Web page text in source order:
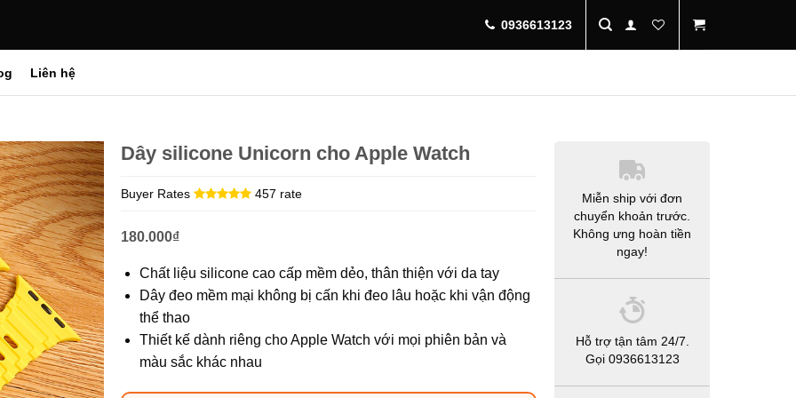
0936613123
Liên hệ
Dây silicone Unicorn cho Apple Watch
Buyer Rates 457 rate
180.000₫
Chất liệu silicone cao cấp mềm dẻo, thân thiện với da tay
Dây đeo mềm mại không bị cấn khi đeo lâu hoặc khi vận động
thể thao
Thiết kế dành riêng cho Apple Watch với mọi phiên bản và
màu sắc khác nhau
Miễn ship với đơn
chuyển khoản trước.
Không ưng hoàn tiền
ngay!
Hỗ trợ tận tâm 24/7.
Gọi 0936613123